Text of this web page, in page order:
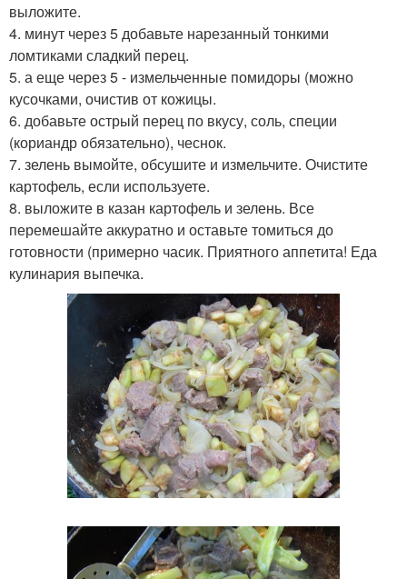
выложите.
4. минут через 5 добавьте нарезанный тонкими
ломтиками сладкий перец.
5. а еще через 5 - измельченные помидоры (можно
кусочками, очистив от кожицы.
6. добавьте острый перец по вкусу, соль, специи
(кориандр обязательно), чеснок.
7. зелень вымойте, обсушите и измельчите. Очистите
картофель, если используете.
8. выложите в казан картофель и зелень. Все
перемешайте аккуратно и оставьте томиться до
готовности (примерно часик. Приятного аппетита! Еда
кулинария выпечка.